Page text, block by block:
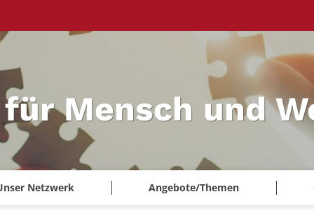
Mensch und
Netzwerk Angebote/Themen